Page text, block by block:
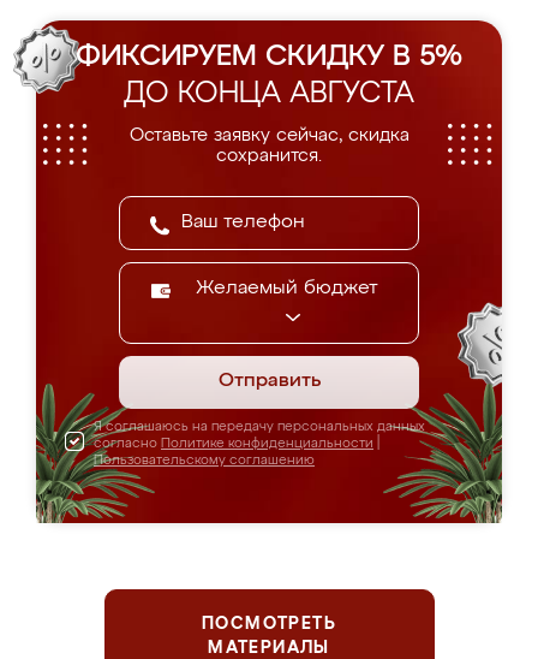
ФИКСИРУЕМ СКИДКУ В 5%
ДО КОНЦА АВГУСТА
Оставьте заявку сейчас, скидка
сохранится.
Желаемый бюджет
Отправить
Я соглашаюсь на передачу персональных данных
согласно Политике конфиденциальности
Пользовательскому соглашению
ПОСМОТРЕТЬ
МАТЕРИАЛЫ